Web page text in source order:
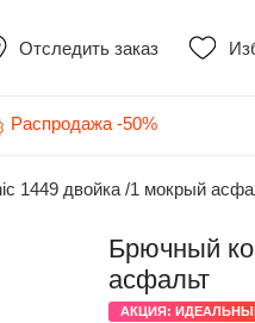
Отследить заказ
Распродажа -50%
1449 двойка /1 мокрый
Брючный
асфальт
АКЦИЯ: